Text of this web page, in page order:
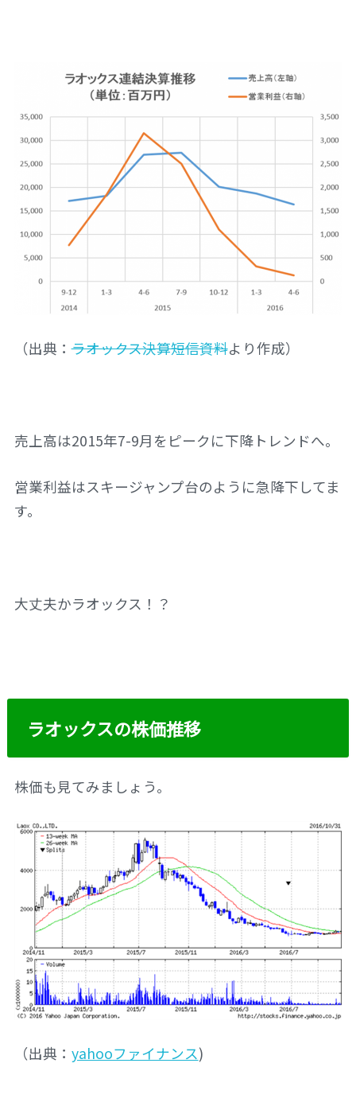
（出典：ラオックス決算短信資料より作成）
売上高は2015年7-9月をピークに下降トレンドへ。
営業利益はスキージャンプ台のように急降下してま
す。
大丈夫かラオックス！？
ラオックスの株価推移
株価も見てみましょう。
（出典： yahooファイナンス)